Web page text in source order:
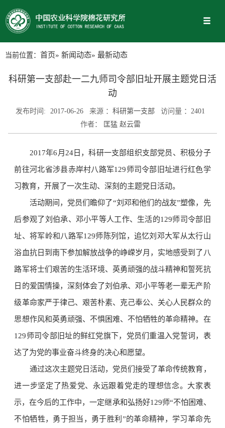
当前位置： 首页» 新闻动态» 最新动态
科研第一支部赴一二九师司令部旧址开展主题党日活
动
发布时间: 2017-06-26 来源 ： 科研第一支部 访问量 ： 2401
作者：
匡猛 赵云雷
2017年6月24日，科研一支部组织支部党员、积极分子
前往河北省涉县赤岸村八路军129师司令部旧址进行红色学
习教育，开展了一次生动、深刻的主题党日活动。
活动期间，党员们瞻仰了“刘邓和他们的战友”塑像，先
后参观了刘伯承、邓小平等人工作、生活的129师司令部旧
址、将军岭和八路军129师陈列馆，追忆刘邓大军从太行山
浴血抗日到南下参加解放战争的峥嵘岁月，实地感受到了八
路军将士们艰苦的生活环境、英勇顽强的战斗精神和誓死抗
日的爱国情操，深刻体会了刘伯承、邓小平等老一辈无产阶
级革命家严于律己、艰苦朴素、克己奉公、关心人民群众的
思想作风和英勇顽强、不惧困难、不怕牺牲的革命精神。在
129师司令部旧址的鲜红党旗下，党员们重温入党誓词 ，表
达了为党的事业奋斗终身的决心和愿望。
通过这次主题党日活动，党员们接受了革命传统教育，
进一步坚定了热爱党、永远跟着党走的理想信念。大家表
示，在今后的工作中，一定继承和弘扬好129师“不怕困难、
不怕牺牲，勇于担当，勇于胜利”的革命精神，学习革命先